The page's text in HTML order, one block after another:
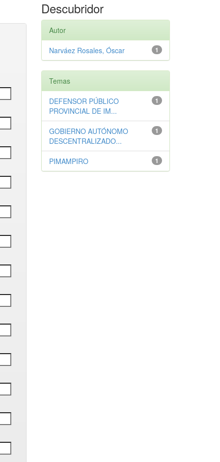
Descubridor
Autor
1
Narváez Rosales, Óscar
Temas
1
DEFENSOR PÚBLICO
PROVINCIAL DE IM...
1
GOBIERNO AUTÓNOMO
DESCENTRALIZADO...
1
PIMAMPIRO